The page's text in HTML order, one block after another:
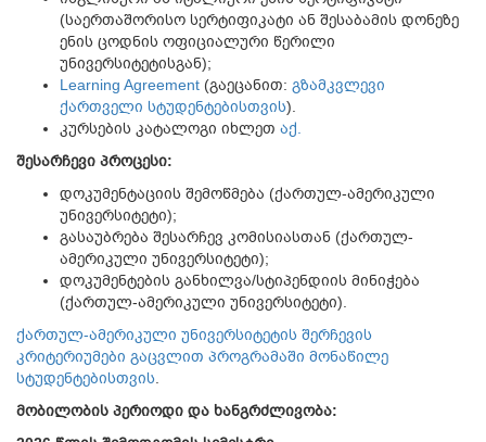
(საერთაშორისო სერტიფიკატი ან შესაბამის დონეზე
ენის ცოდნის ოფიციალური წერილი
უნივერსიტეტისგან);
Learning Agreement (გაეცანით: გზამკვლევი
ქართველი სტუდენტებისთვის).
კურსების კატალოგი იხლეთ აქ.
შესარჩევი პროცესი:
დოკუმენტაციის შემოწმება (ქართულ-ამერიკული
უნივერსიტეტი);
გასაუბრება შესარჩევ კომისიასთან (ქართულ-
ამერიკული უნივერსიტეტი);
დოკუმენტების განხილვა/სტიპენდიის მინიჭება
(ქართულ-ამერიკული უნივერსიტეტი).
ქართულ-ამერიკული უნივერსიტეტის შერჩევის
კრიტერიუმები გაცვლით პროგრამაში მონაწილე
სტუდენტებისთვის
მობილობის პერიოდი და ხანგრძლივობა: